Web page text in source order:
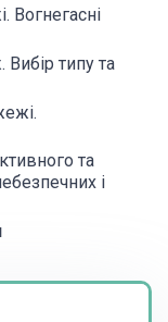
Вогнегасні
типу та
та
і